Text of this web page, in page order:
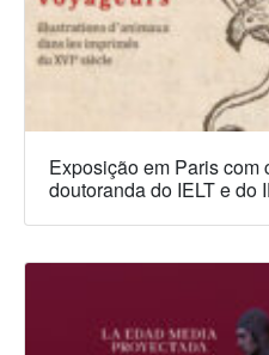
Exposição em Paris com
doutoranda do IELT e do